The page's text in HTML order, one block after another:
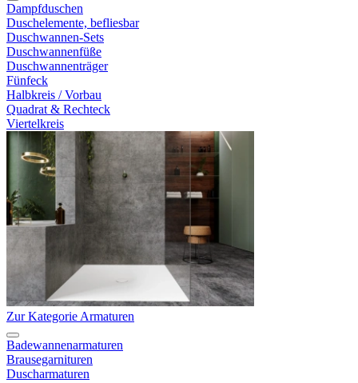
Dampfduschen
Duschelemente, befliesbar
Duschwannen-Sets
Duschwannenfüße
Duschwannenträger
Fünfeck
Halbkreis / Vorbau
Quadrat & Rechteck
Viertelkreis
Zur Kategorie Armaturen
Badewannenarmaturen
Brausegarnituren
Duscharmaturen